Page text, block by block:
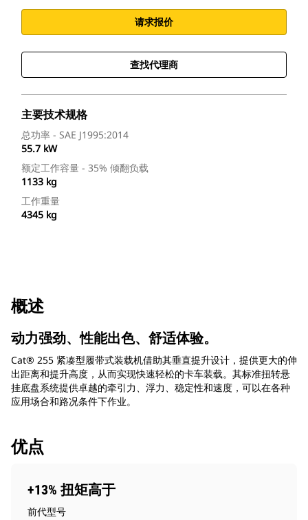
请求报价
查找代理商
主要技术规格
总功率 - SAE J1995:2014
55.7 kW
额定工作容量 - 35% 倾翻负载
1133 kg
工作重量
4345 kg
概述
动力强劲、性能出色、舒适体验。
Cat® 255 紧凑型履带式装载机借助其垂直提升设计，提供更大的伸
出距离和提升高度，从而实现快速轻松的卡车装载。其标准扭转悬
挂底盘系统提供卓越的牵引力、浮力、稳定性和速度，可以在各种
应用场合和路况条件下作业。
优点
+13% 扭矩高于
前代型号